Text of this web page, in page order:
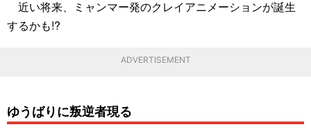
近い将来、ミャンマー発のクレイアニメーションが誕生
するかも!?
ADVERTISEMENT
ゆうばりに叛逆者現る